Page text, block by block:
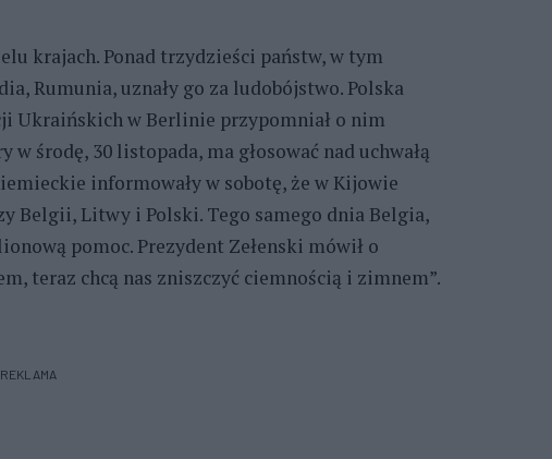
krajach. Ponad trzydzieści państw, w tym
Rumunia, uznały go za ludobójstwo. Polska
Ukraińskich w Berlinie przypomniał o nim
środę, 30 listopada, ma głosować nad uchwałą
informowały w sobotę, że w Kijowie
Belgii, Litwy i Polski. Tego samego dnia Belgia,
pomoc. Prezydent Zełenski mówił o
teraz chcą nas zniszczyć ciemnością i zimnem”.
REKLAMA